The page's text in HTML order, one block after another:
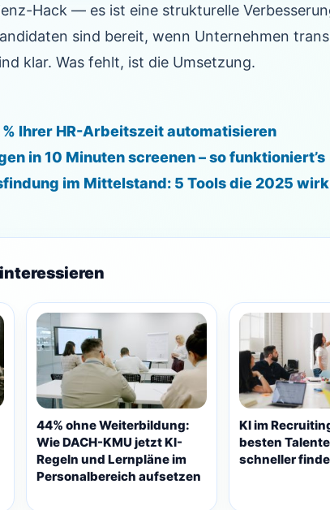
Hack — es ist eine strukturelle
sind bereit, wenn Unternehmen
klar. Was fehlt, ist die Umsetzung.
Ihrer HR-Arbeitszeit automatisieren
in 10 Minuten screenen – so funktioniert’s
im Mittelstand: 5 Tools die 2025
44% ohne Weiterbildung:
Wie DACH-KMU jetzt KI-
Regeln und Lernpläne im
Personalbereich aufsetzen
KI im
besten
schneller